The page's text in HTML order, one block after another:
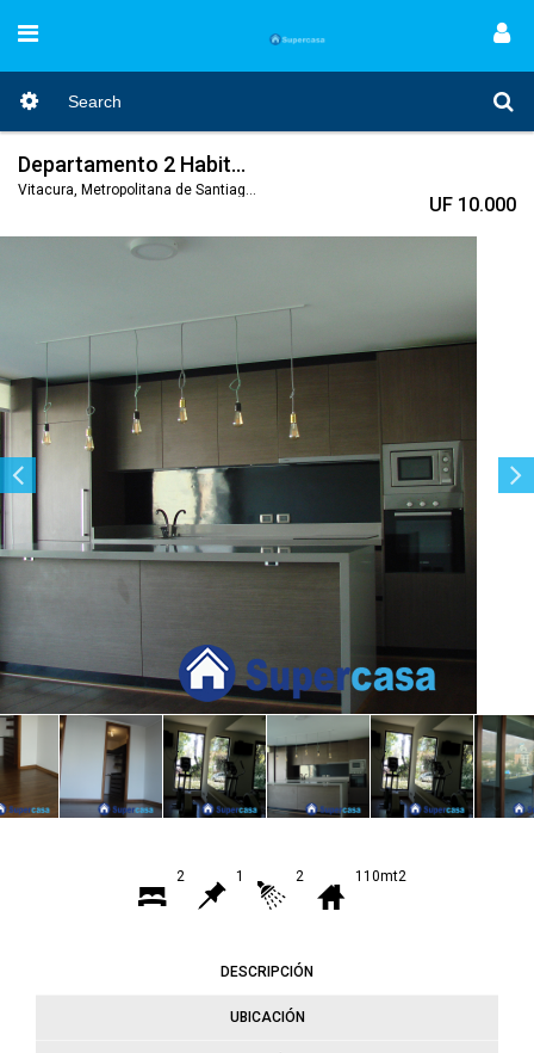
Departamento 2 Habitaciones 2 baños en kennedy
Vitacura, Metropolitana de Santiago, Nro. Código 369
UF 10.000
2 1 2 110mt2
DESCRIPCIÓN
UBICACIÓN